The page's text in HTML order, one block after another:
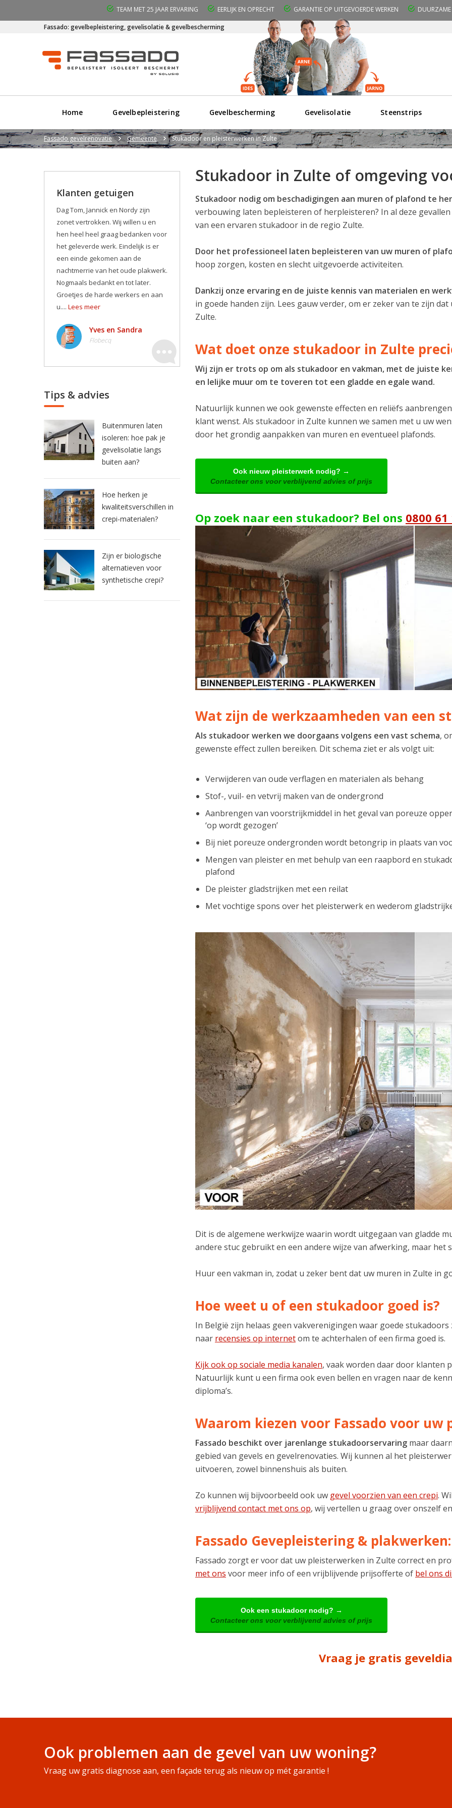
TEAM MET 25 JAAR ERVARING EERLIJK EN OPRECHT GARANTIE OP UITGEVOERDE WERKEN
Fassado: gevelbepleistering, gevelisolatie & gevelbescherming
Home Gevelbepleistering Gevelbescherming Gevelisolatie Steenstrips
Fassado gevelrenovatie Gemeente Stukadoor en pleisterwerken in Zulte
Stukadoor in Zulte of omgeving
Stukadoor nodig om beschadigingen aan muren of plafond te
verbouwing laten bepleisteren of herpleisteren? In al deze
van een ervaren stukadoor in de regio Zulte.
Door het professioneel laten bepleisteren van uw muren of
hoop zorgen, kosten en slecht uitgevoerde activiteiten.
Dankzij onze ervaring en de juiste kennis van materialen en
in goede handen zijn. Lees gauw verder, om er zeker van te zijn
Zulte.
Wat doet onze stukadoor in Zulte
Wij zijn er trots op om als stukadoor en vakman, met de juiste
en lelijke muur om te toveren tot een gladde en egale wand.
Natuurlijk kunnen we ook gewenste effecten en reliëfs
klant wenst. Als stukadoor in Zulte kunnen we samen met u uw
door het grondig aanpakken van muren en eventueel plafonds.
Ook nieuw pleisterwerk nodig? →
Contacteer ons voor verblijvend advies of prijs
Op zoek naar een stukadoor? Bel ons 0800 61
Wat zijn de werkzaamheden van een
Als stukadoor werken we doorgaans volgens een vast schema,
gewenste effect zullen bereiken. Dit schema ziet er als volgt uit:
Verwijderen van oude verflagen en materialen als behang
Stof-, vuil- en vetvrij maken van de ondergrond
Aanbrengen van voorstrijkmiddel in het geval van poreuze
‘op wordt gezogen’
Bij niet poreuze ondergronden wordt betongrip in plaats van
Mengen van pleister en met behulp van een raapbord en
plafond
De pleister gladstrijken met een reilat
Met vochtige spons over het pleisterwerk en wederom
Dit is de algemene werkwijze waarin wordt uitgegaan van gladde
andere stuc gebruikt en een andere wijze van afwerking, maar het
Huur een vakman in, zodat u zeker bent dat uw muren in Zulte in
Hoe weet u of een stukadoor goed is?
In België zijn helaas geen vakverenigingen waar goede
naar recensies op internetom te achterhalen of een firma goed is.
Kijk ook op sociale media kanalen, vaak worden daar door klanten
Natuurlijk kunt u een firma ook even bellen en vragen naar de
diploma’s.
Waarom kiezen voor Fassado voor uw
Fassado beschikt over jarenlange stukadoorservaring maar
gebied van gevels en gevelrenovaties. Wij kunnen al het
uitvoeren, zowel binnenshuis als buiten.
Zo kunnen wij bijvoorbeeld ook uw gevel voorzien van een crepi.
vrijblijvend contact met ons op, wij vertellen u graag over onszelf
Fassado Gevepleistering &
Fassado zorgt er voor dat uw pleisterwerken in Zulte correct en
met ons voor meer info of een vrijblijvende prijsofferte of bel ons
Ook een stukadoor nodig? →
Contacteer ons voor verblijvend advies of prijs
Vraag je gratis
Klanten getuigen
Dag Tom, Jannick en Nordy zijn
zonet vertrokken. Wij willen u en
hen heel heel graag bedanken voor
het geleverde werk. Eindelijk is er
een einde gekomen aan de
nachtmerrie van het oude plakwerk.
Nogmaals bedankt en tot later.
Groetjes de harde werkers en aan
u.... Lees meer
Yves en Sandra
Flobecq
Tips & advies
Buitenmuren laten
isoleren: hoe pak je
gevelisolatie langs
buiten aan?
Hoe herken je
kwaliteitsverschillen in
crepi-materialen?
Zijn er biologische
alternatieven voor
synthetische crepi?
Ook problemen aan de gevel van uw woning?
Vraag uw gratis diagnose aan, een façade terug als nieuw op mét garantie !